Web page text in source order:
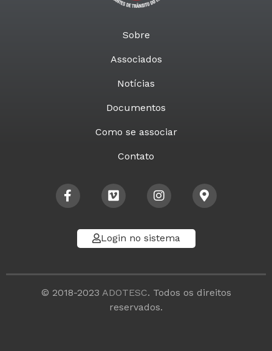
Sobre
Associados
Notícias
Documentos
Como se associar
Contato
Login no sistema
© 2018-2023 ADOTESC. Todos os direitos
reservados.